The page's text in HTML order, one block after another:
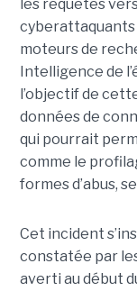
les requêtes
cyberattaquants
moteurs de
Intelligence de
l’objectif de
données de
qui pourrait
comme le
formes d’abus,
Cet incident
constatée par
averti au début